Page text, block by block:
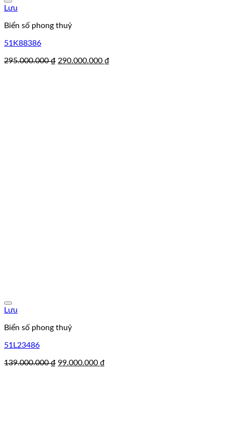
Lưu
Biển số phong thuỷ
51K88386
295.000.000₫ Giá
290.000.000 ₫
Lưu
Biển số phong thuỷ
51L23486
139.000.000₫ Giá
99.000.000 ₫